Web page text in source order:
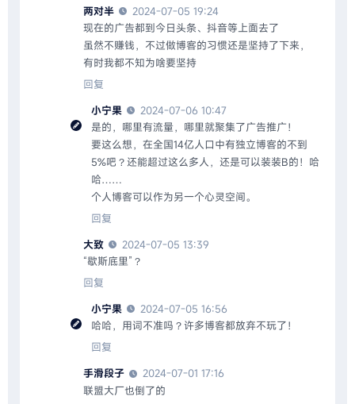
两对半
2024-07-05 19:24
现在的广告都到今日头条、抖音等上面去了
虽然不赚钱，不过做博客的习惯还是坚持了下来，
有时我都不知为啥要坚持
回复
小宁果
2024-07-06 10:47
是的，哪里有流量，哪里就聚集了广告推广！
要这么想，在全国14亿人口中有独立博客的不到
5%吧？还能超过这么多人，还是可以装装B的！哈
哈……
个人博客可以作为另一个心灵空间。
回复
大致
2024-07-05 13:39
“歇斯底里”？
回复
小宁果
2024-07-05 16:56
哈哈，用词不准吗？许多博客都放弃不玩了！
回复
手滑段子
2024-07-01 17:16
联盟大厂也倒了的